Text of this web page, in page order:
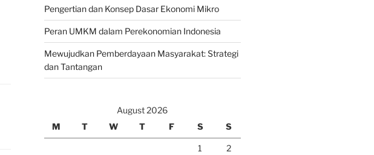
Pengertian dan Konsep Dasar Ekonomi Mikro
Peran UMKM dalam Perekonomian Indonesia
Mewujudkan Pemberdayaan Masyarakat: Strategi
dan Tantangan
August 2026
M
T W T F S S
1
2